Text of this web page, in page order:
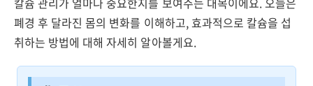
폐경 후 달라진 몸의 변화를 이해하고, 효과적으로 칼슘을 섭
취하는 방법에 대해 자세히 알아볼게요.